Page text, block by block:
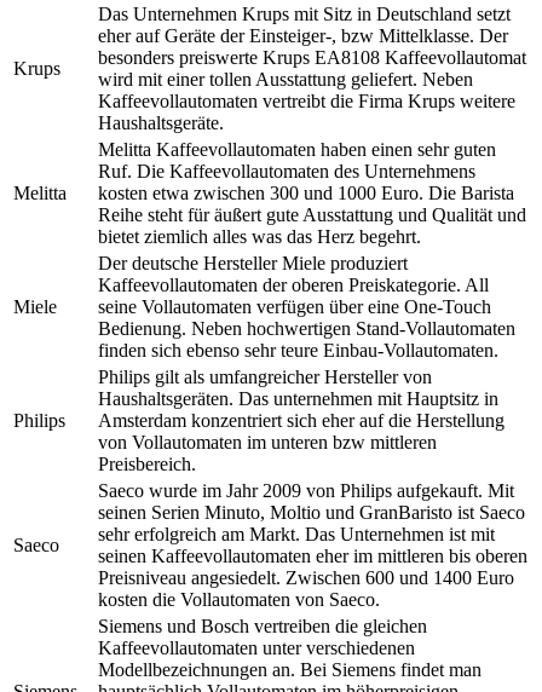
Krups
Das Unternehmen Krups mit Sitz in Deutschland setzt
eher auf Geräte der Einsteiger-, bzw Mittelklasse. Der
besonders preiswerte Krups EA8108 Kaffeevollautomat
wird mit einer tollen Ausstattung geliefert. Neben
Kaffeevollautomaten vertreibt die Firma Krups weitere
Haushaltsgeräte.
Melitta
Melitta Kaffeevollautomaten haben einen sehr guten
Ruf. Die Kaffeevollautomaten des Unternehmens
kosten etwa zwischen 300 und 1000 Euro. Die Barista
Reihe steht für äußert gute Ausstattung und Qualität und
bietet ziemlich alles was das Herz begehrt.
Miele
Der deutsche Hersteller Miele produziert
Kaffeevollautomaten der oberen Preiskategorie. All
seine Vollautomaten verfügen über eine One-Touch
Bedienung. Neben hochwertigen Stand-Vollautomaten
finden sich ebenso sehr teure Einbau-Vollautomaten.
Philips
Philips gilt als umfangreicher Hersteller von
Haushaltsgeräten. Das unternehmen mit Hauptsitz in
Amsterdam konzentriert sich eher auf die Herstellung
von Vollautomaten im unteren bzw mittleren
Preisbereich.
Saeco
Saeco wurde im Jahr 2009 von Philips aufgekauft. Mit
seinen Serien Minuto, Moltio und GranBaristo ist Saeco
sehr erfolgreich am Markt. Das Unternehmen ist mit
seinen Kaffeevollautomaten eher im mittleren bis oberen
Preisniveau angesiedelt. Zwischen 600 und 1400 Euro
kosten die Vollautomaten von Saeco.
Siemens und Bosch vertreiben die gleichen
Kaffeevollautomaten unter verschiedenen
Modellbezeichnungen an. Bei Siemens findet man